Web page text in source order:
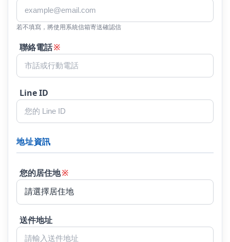
若不填寫，將使用系統信箱寄送確認信
聯絡電話※
Line ID
地址資訊
您的居住地※
送件地址